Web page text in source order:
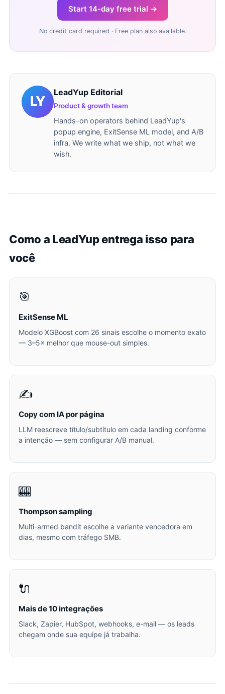
Start 14-day free trial →
No credit card required · Free plan also available.
LeadYup Editorial
Product & growth team
Hands-on operators behind LeadYup's
popup engine, ExitSense ML model, and A/B
infra. We write what we ship, not what we
wish.
Como a LeadYup entrega isso para
você
🎯
ExitSense ML
Modelo XGBoost com 26 sinais escolhe o momento exato
— 3–5× melhor que mouse-out simples.
✍️
Copy com IA por página
LLM reescreve título/subtítulo em cada landing conforme
a intenção — sem configurar A/B manual.
🎰
Thompson sampling
Multi-armed bandit escolhe a variante vencedora em
dias, mesmo com tráfego SMB.
🔌
Mais de 10 integrações
Slack, Zapier, HubSpot, webhooks, e-mail — os leads
chegam onde sua equipe já trabalha.